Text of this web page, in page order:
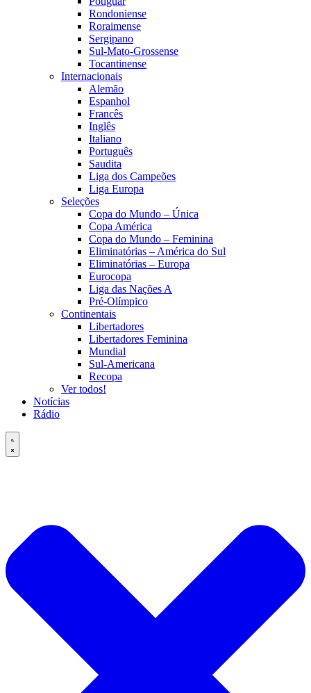
Rondoniense
Roraimense
Sergipano
Sul-Mato-Grossense
Tocantinense
Internacionais
Alemão
Espanhol
Francês
Inglês
Italiano
Português
Saudita
Liga dos Campeões
Liga Europa
Seleções
Copa do Mundo – Única
Copa América
Copa do Mundo – Feminina
Eliminatórias – América do Sul
Eliminatórias – Europa
Eurocopa
Liga das Nações A
Pré-Olímpico
Continentais
Libertadores
Libertadores Feminina
Mundial
Sul-Americana
Recopa
Ver todos!
Notícias
Rádio